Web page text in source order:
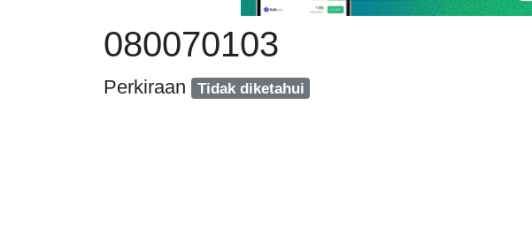
080070103
Perkiraan Tidak diketahui